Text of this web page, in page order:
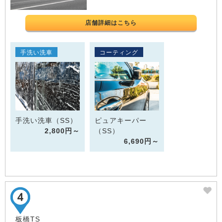
店舗詳細はこちら
手洗い洗車
手洗い洗車（SS）
2,800円～
コーティング
ピュアキーパー
（SS）
6,690円～
板橋TS